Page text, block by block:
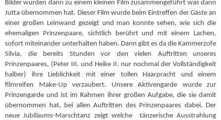
Bilder wurden dann zu einem kleinen Film zusammengeführt was dann
Jutta übernommen hat. Dieser Film wurde beim Eintreffen der Gäste an
einer großen Leinwand gezeigt und man konnte sehen, wie sich die
ehemaligen Prinzenpaare, sichtlich berührt und mit einem Lachen,
sofort miteinander unterhalten haben. Dann gibt es da die Kammerzofe
Silvia, die bereits Stunden vor den vielen Auftritten unseres
Prinzenpaares, (Peter III. und Heike II. nur nochmal der Vollständigkeit
halber) ihre Lieblichkeit mit einer tollen Haarpracht und einem
filmreifen Make-Up verzaubert. Unsere Aktivengarde wurde zur
Prinzengarde und ist im Rahmen ihrer großen Aufgabe, die sie damit
übernommen hat, bei allen Auftritten des Prinzenpaares dabei. Der
neue Jubiläums-Marschtanz zeigt welche tänzerische Ausstrahlung